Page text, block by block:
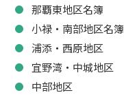
那覇東地区名簿
小禄・南部地区名簿
浦添・西原地区
宜野湾・中城地区
中部地区